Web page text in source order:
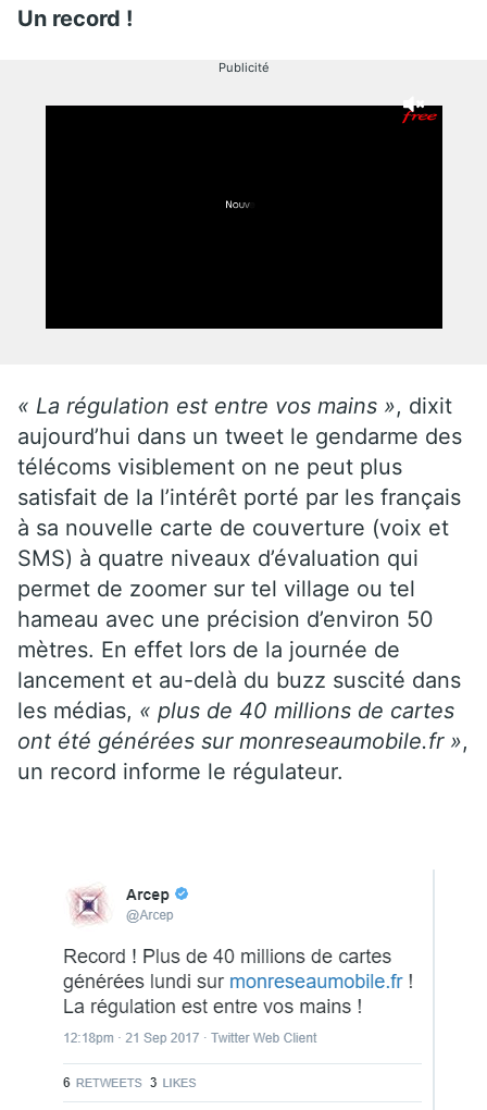
Un record !
Publicité
« La régulation est entre vos mains », dixit
aujourd’hui dans un tweet le gendarme des
télécoms visiblement on ne peut plus
satisfait de la l’intérêt porté par les français
à sa nouvelle carte de couverture (voix et
SMS) à quatre niveaux d’évaluation qui
permet de zoomer sur tel village ou tel
hameau avec une précision d’environ 50
mètres. En effet lors de la journée de
lancement et au-delà du buzz suscité dans
les médias, « plus de 40 millions de cartes
ont été générées sur monreseaumobile.fr »,
un record informe le régulateur.